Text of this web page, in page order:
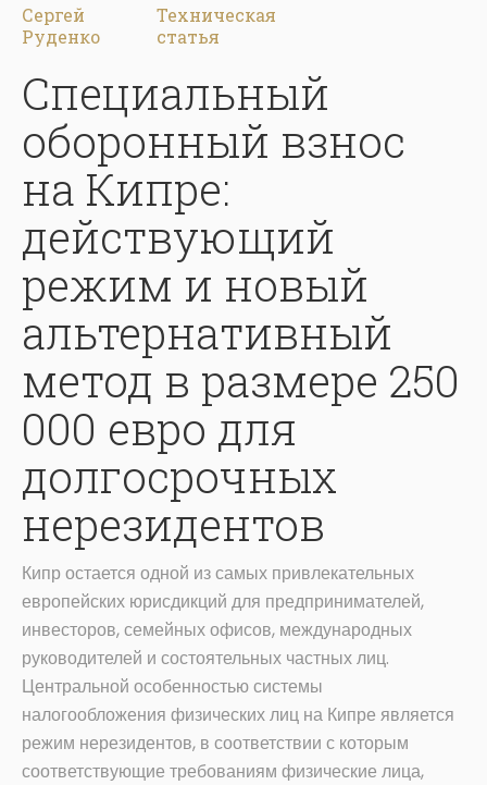
Сергей
Руденко
Техническая
статья
Специальный
оборонный взнос
на Кипре:
действующий
режим и новый
альтернативный
метод в размере 250
000 евро для
долгосрочных
нерезидентов
Кипр остается одной из самых привлекательных
европейских юрисдикций для предпринимателей,
инвесторов, семейных офисов, международных
руководителей и состоятельных частных лиц.
Центральной особенностью системы
налогообложения физических лиц на Кипре является
режим нерезидентов, в соответствии с которым
соответствующие требованиям физические лица,